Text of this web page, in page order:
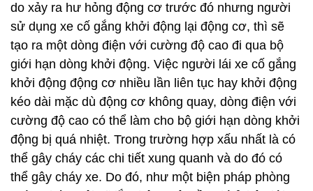
do xảy ra hư hỏng động cơ trước đó nhưng người
sử dụng xe cố gắng khởi động lại động cơ, thì sẽ
tạo ra một dòng điện với cường độ cao đi qua bộ
giới hạn dòng khởi động. Việc người lái xe cố gắng
khởi động động cơ nhiều lần liên tục hay khởi động
kéo dài mặc dù động cơ không quay, dòng điện với
cường độ cao có thể làm cho bộ giới hạn dòng khởi
động bị quá nhiệt. Trong trường hợp xấu nhất là có
thể gây cháy các chi tiết xung quanh và do đó có
thể gây cháy xe. Do đó, như một biện pháp phòng